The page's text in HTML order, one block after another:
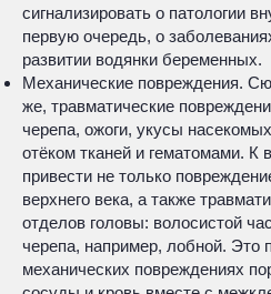
сигнализировать о патологии
первую очередь, о
развитии водянки беременных.
Механические повреждения.
же, травматические
черепа, ожоги, укусы
отёком тканей и гематомами. К
привести не только
верхнего века, а также
отделов головы: волосистой
черепа, например, лобной. Это
механических повреждениях